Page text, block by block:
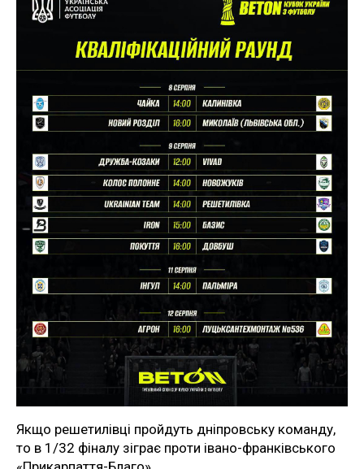
Якщо решетилівці пройдуть дніпровську команду,
то в 1/32 фіналу зіграє проти івано-франківського